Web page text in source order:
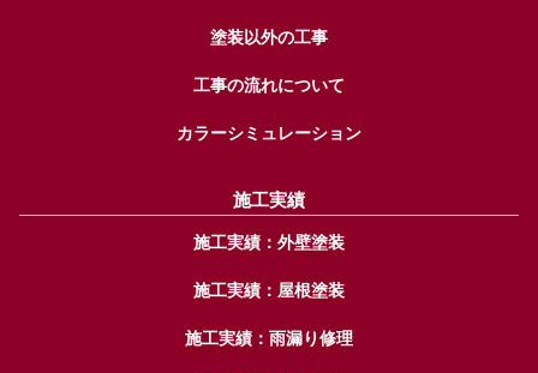
塗装以外の工事
工事の流れについて
カラーシミュレーション
施工実績
施工実績：外壁塗装
施工実績：屋根塗装
施工実績：雨漏り修理